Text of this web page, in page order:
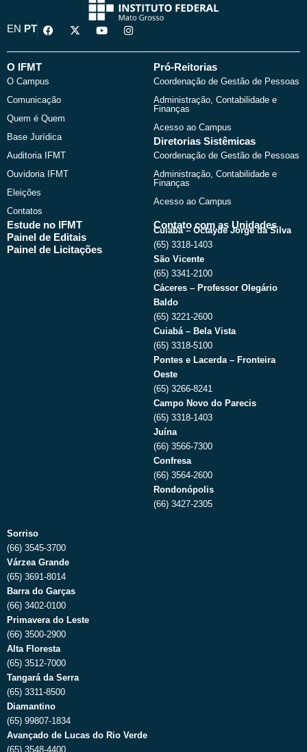
EN PT
F
a
e
o
k
X
-
w
Y
o
t
I
n
t
O IFMT
O Campus
Comunicação
Quem é Quem
Base Jurídica
Auditoria IFMT
Ouvidoria IFMT
Eleições
Contatos
Pró-Reitorias
Coordenação de Gestão de Pessoas
Administração, Contabilidade e
Finanças
Acesso ao Campus
Diretorias Sistêmicas
Coordenação de Gestão de Pessoas
Administração, Contabilidade e
Finanças
Acesso ao Campus
Estude no IFMT
Painel de Editais
Painel de Licitações
Contato com as Unidades
Cuiabá – Octayde Jorge da Silva
(65) 3318-1403
São Vicente
(65) 3341-2100
Cáceres – Professor Olegário
Baldo
(65) 3221-2600
Cuiabá – Bela Vista
(65) 3318-5100
Pontes e Lacerda – Fronteira
Oeste
(65) 3266-8241
Campo Novo do Parecis
(65) 3318-1403
Juína
(66) 3566-7300
Confresa
(66) 3564-2600
Rondonópolis
(66) 3427-2305
Sorriso
(66) 3545-3700
Várzea Grande
(65) 3691-8014
Barra do Garças
(66) 3402-0100
Primavera do Leste
(66) 3500-2900
Alta Floresta
(65) 3512-7000
Tangará da Serra
(65) 3311-8500
Diamantino
(65) 99807-1834
Avançado de Lucas do Rio Verde
(65) 3548-4400